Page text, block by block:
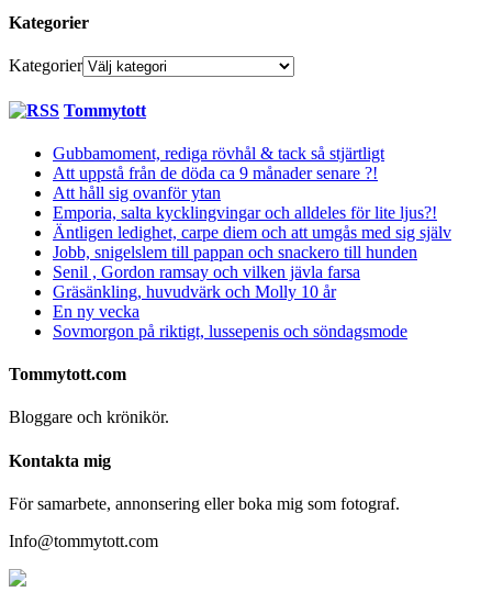
Kategorier
Kategorier
Tommytott
Gubbamoment, rediga rövhål & tack så stjärtligt
Att uppstå från de döda ca 9 månader senare ?!
Att håll sig ovanför ytan
Emporia, salta kycklingvingar och alldeles för lite ljus?!
Äntligen ledighet, carpe diem och att umgås med sig själv
Jobb, snigelslem till pappan och snackero till hunden
Senil , Gordon ramsay och vilken jävla farsa
Gräsänkling, huvudvärk och Molly 10 år
En ny vecka
Sovmorgon på riktigt, lussepenis och söndagsmode
Tommytott.com
Bloggare och krönikör.
Kontakta mig
För samarbete, annonsering eller boka mig som fotograf.
Info@tommytott.com